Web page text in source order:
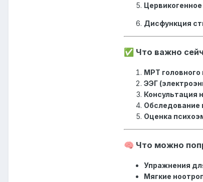
Дисфункция
✅ Что важно
МРТ
ЭЭГ
Консультация
Обследование
Оценка
🧠 Что можно
Упражнения
Мягкие